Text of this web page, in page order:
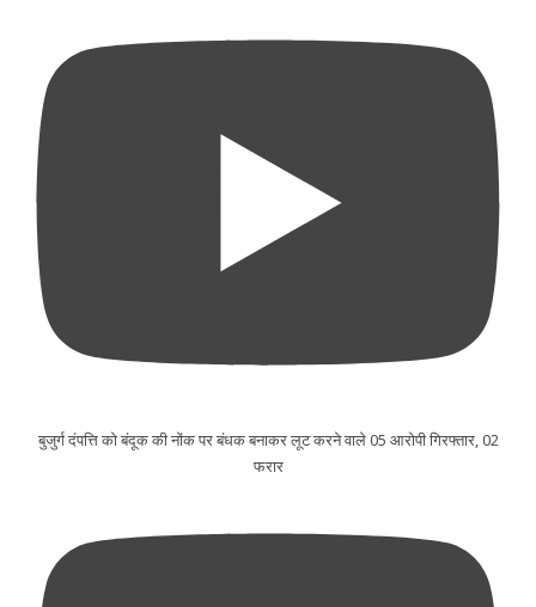
बुजुर्ग दंपत्ति को बंदूक की नोंक पर बंधक बनाकर लूट करने वाले 05 आरोपी गिरफ्तार, 02
फरार